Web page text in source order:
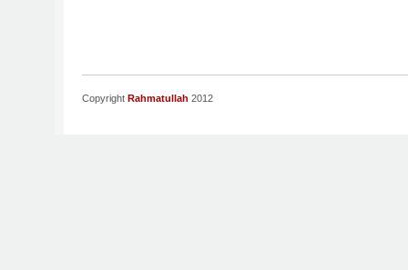
Copyright Rahmatullah 2012